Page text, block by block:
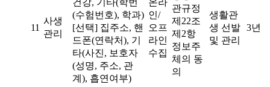
11
사생
관리
건강, 기타(학번
(수험번호), 학과)
[선택] 집주소, 핸
드폰(연락처), 기
타(사진, 보호자
(성명, 주소, 관
계), 흡연여부)
온라
인/
오프
라인
수집
관규정
제22조
제2항
정보주
체의 동
의
생활관
생 선발
및 관리
3년